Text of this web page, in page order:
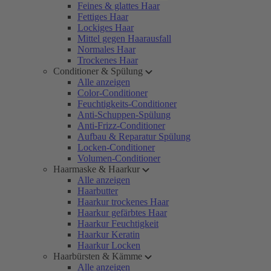
Feines & glattes Haar
Fettiges Haar
Lockiges Haar
Mittel gegen Haarausfall
Normales Haar
Trockenes Haar
Conditioner & Spülung
Alle anzeigen
Color-Conditioner
Feuchtigkeits-Conditioner
Anti-Schuppen-Spülung
Anti-Frizz-Conditioner
Aufbau & Reparatur Spülung
Locken-Conditioner
Volumen-Conditioner
Haarmaske & Haarkur
Alle anzeigen
Haarbutter
Haarkur trockenes Haar
Haarkur gefärbtes Haar
Haarkur Feuchtigkeit
Haarkur Keratin
Haarkur Locken
Haarbürsten & Kämme
Alle anzeigen